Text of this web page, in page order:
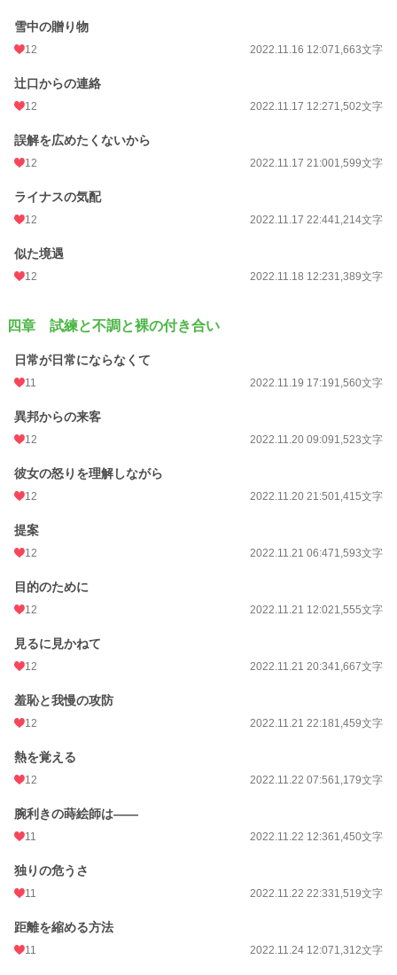
雪中の贈り物
12 2022.11.16 12:071,663文字
辻口からの連絡
12 2022.11.17 12:271,502文字
誤解を広めたくないから
12 2022.11.17 21:001,599文字
ライナスの気配
12 2022.11.17 22:441,214文字
似た境遇
12 2022.11.18 12:231,389文字
四章 試練と不調と裸の付き合い
日常が日常にならなくて
11 2022.11.19 17:191,560文字
異邦からの来客
12 2022.11.20 09:091,523文字
彼女の怒りを理解しながら
12 2022.11.20 21:501,415文字
提案
12 2022.11.21 06:471,593文字
目的のために
12 2022.11.21 12:021,555文字
見るに見かねて
12 2022.11.21 20:341,667文字
羞恥と我慢の攻防
12 2022.11.21 22:181,459文字
熱を覚える
12 2022.11.22 07:561,179文字
腕利きの蒔絵師は――
11 2022.11.22 12:361,450文字
独りの危うさ
11 2022.11.22 22:331,519文字
距離を縮める方法
11 2022.11.24 12:071,312文字